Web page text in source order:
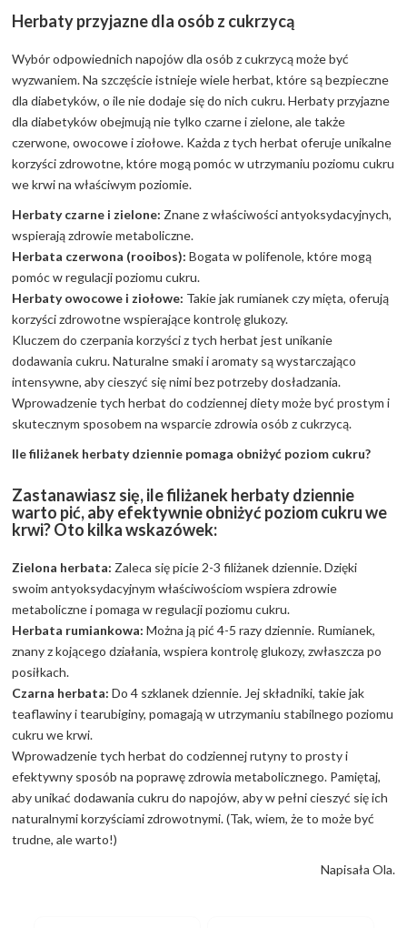
Herbaty przyjazne dla osób z cukrzycą
Wybór odpowiednich napojów dla osób z cukrzycą może być
wyzwaniem. Na szczęście istnieje wiele herbat, które są bezpieczne
dla diabetyków, o ile nie dodaje się do nich cukru. Herbaty przyjazne
dla diabetyków obejmują nie tylko czarne i zielone, ale także
czerwone, owocowe i ziołowe. Każda z tych herbat oferuje unikalne
korzyści zdrowotne, które mogą pomóc w utrzymaniu poziomu cukru
we krwi na właściwym poziomie.
Herbaty czarne i zielone: Znane z właściwości antyoksydacyjnych,
wspierają zdrowie metaboliczne.
Herbata czerwona (rooibos): Bogata w polifenole, które mogą
pomóc w regulacji poziomu cukru.
Herbaty owocowe i ziołowe: Takie jak rumianek czy mięta, oferują
korzyści zdrowotne wspierające kontrolę glukozy.
Kluczem do czerpania korzyści z tych herbat jest unikanie
dodawania cukru. Naturalne smaki i aromaty są wystarczająco
intensywne, aby cieszyć się nimi bez potrzeby dosładzania.
Wprowadzenie tych herbat do codziennej diety może być prostym i
skutecznym sposobem na wsparcie zdrowia osób z cukrzycą.
Ile filiżanek herbaty dziennie pomaga obniżyć poziom cukru?
Zastanawiasz się, ile filiżanek herbaty dziennie
warto pić, aby efektywnie obniżyć poziom cukru we
krwi? Oto kilka wskazówek:
Zielona herbata: Zaleca się picie 2-3 filiżanek dziennie. Dzięki
swoim antyoksydacyjnym właściwościom wspiera zdrowie
metaboliczne i pomaga w regulacji poziomu cukru.
Herbata rumiankowa: Można ją pić 4-5 razy dziennie. Rumianek,
znany z kojącego działania, wspiera kontrolę glukozy, zwłaszcza po
posiłkach.
Czarna herbata:Do 4 szklanek dziennie. Jej składniki, takie jak
teaflawiny i tearubiginy, pomagają w utrzymaniu stabilnego poziomu
cukru we krwi.
Wprowadzenie tych herbat do codziennej rutyny to prosty i
efektywny sposób na poprawę zdrowia metabolicznego. Pamiętaj,
aby unikać dodawania cukru do napojów, aby w pełni cieszyć się ich
naturalnymi korzyściami zdrowotnymi. (Tak, wiem, że to może być
trudne, ale warto!)
Napisała Ola.